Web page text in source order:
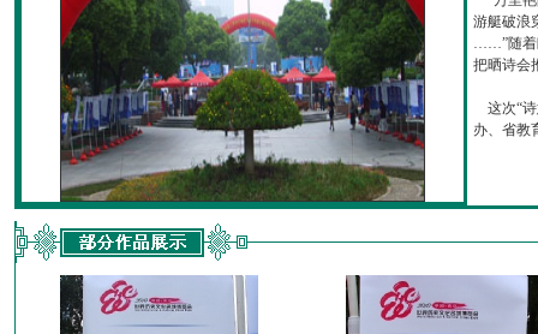
游艇破浪
……”随着
把晒诗会
这次“诗
办、省教